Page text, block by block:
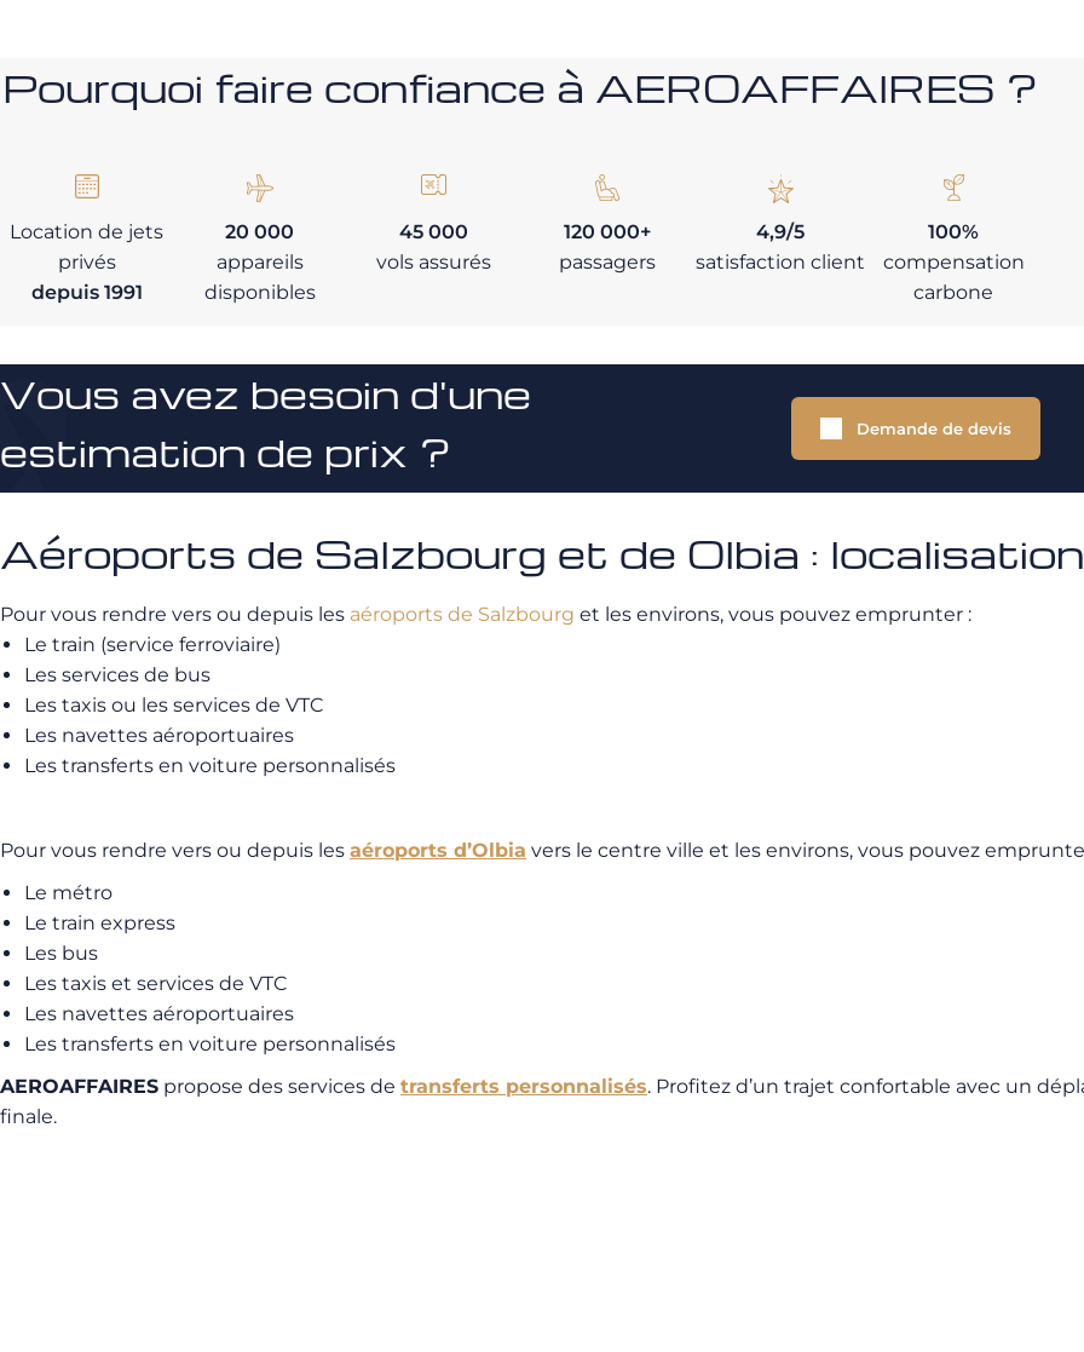
Pourquoi faire confiance à AEROAFFAIRES ?
Location de jets
privés
depuis 1991
20 000
appareils
disponibles
45 000
vols assurés
120 000+
passagers
4,9/5
satisfaction client
100%
compensation
carbone
Vous avez besoin d'une
estimation de prix ?
Demande de devis
Aéroports de Salzbourg et de Olbia :
Pour vous rendre vers ou depuis les aéroports de Salzbourg et les environs, vous pouvez emprunter :
Le train (service ferroviaire)
Les services de bus
Les taxis ou les services de VTC
Les navettes aéroportuaires
Les transferts en voiture personnalisés
Pour vous rendre vers ou depuis les aéroports d’Olbia vers le centre ville et les environs, vous pouvez
Le métro
Le train express
Les bus
Les taxis et services de VTC
Les navettes aéroportuaires
Les transferts en voiture personnalisés
AEROAFFAIRES propose des services de transferts personnalisés. Profitez d’un trajet confortable avec un
finale.